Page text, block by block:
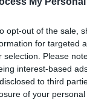
opt-out of the sale,
for targeted
selection. Please
interest-based
to third
of your
Για